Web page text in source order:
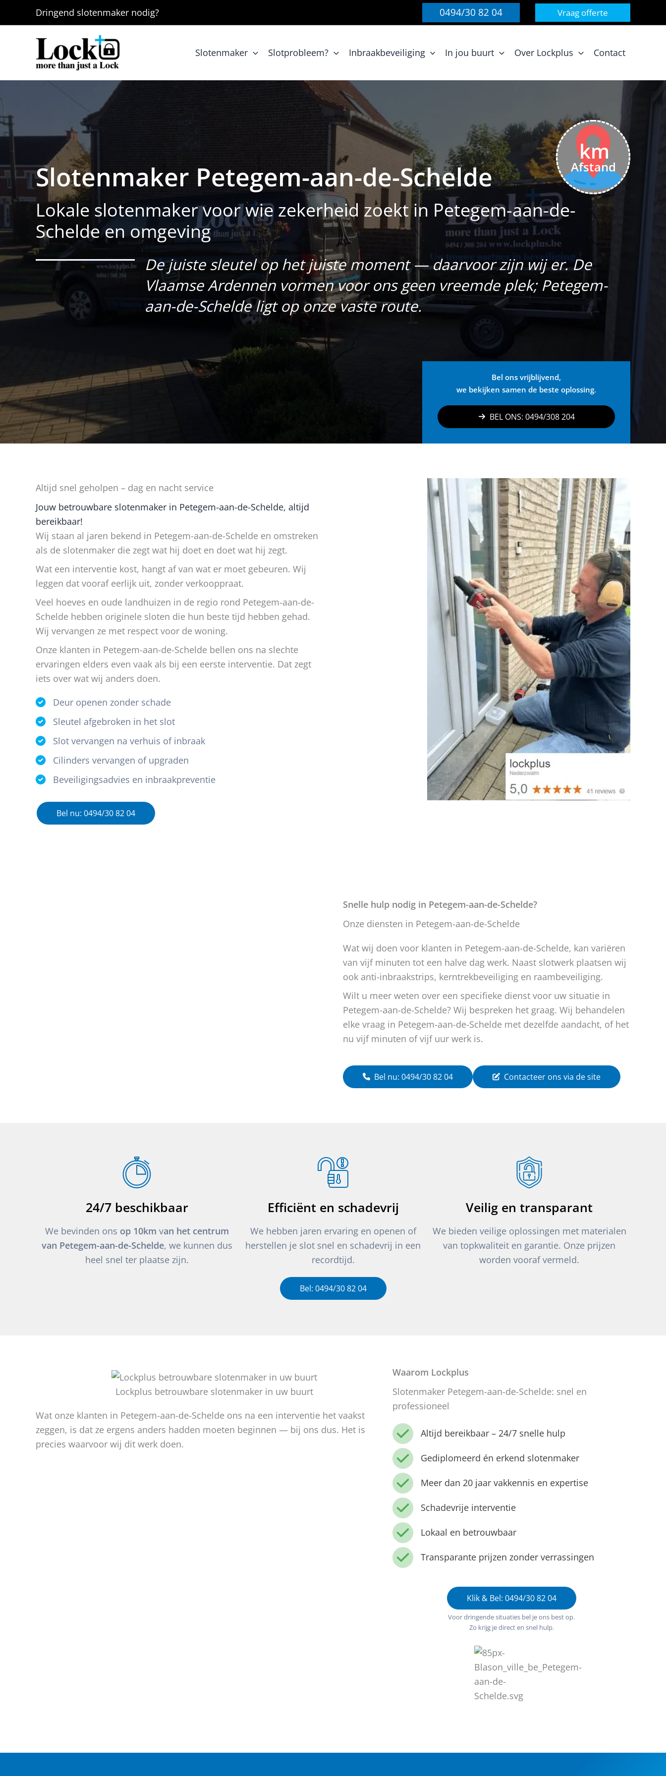
Dringend slotenmaker nodig? 0494/30 82 04 Vraag offerte
Slotenmaker Slotprobleem? Inbraakbeveiliging In jou buurt Over Lockplus Contact
km
Afstand
Slotenmaker Petegem-aan-de-Schelde
Lokale slotenmaker voor wie zekerheid zoekt in Petegem-aan-de-
Schelde en omgeving
De juiste sleutel op het juiste moment — daarvoor zijn wij er. De
Vlaamse Ardennen vormen voor ons geen vreemde plek; Petegem-
aan-de-Schelde ligt op onze vaste route.
Bel ons vrijblijvend,
we bekijken samen de beste oplossing.
BEL ONS: 0494/308 204
Altijd snel geholpen – dag en nacht service
Jouw betrouwbare slotenmaker in Petegem-aan-de-Schelde, altijd
bereikbaar!
Wij staan al jaren bekend in Petegem-aan-de-Schelde en omstreken
als de slotenmaker die zegt wat hij doet en doet wat hij zegt.
Wat een interventie kost, hangt af van wat er moet gebeuren. Wij
leggen dat vooraf eerlijk uit, zonder verkooppraat.
Veel hoeves en oude landhuizen in de regio rond Petegem-aan-de-
Schelde hebben originele sloten die hun beste tijd hebben gehad.
Wij vervangen ze met respect voor de woning.
Onze klanten in Petegem-aan-de-Schelde bellen ons na slechte
ervaringen elders even vaak als bij een eerste interventie. Dat zegt
iets over wat wij anders doen.
Deur openen zonder schade
Sleutel afgebroken in het slot
Slot vervangen na verhuis of inbraak
Cilinders vervangen of upgraden
Beveiligingsadvies en inbraakpreventie
Bel nu: 0494/30 82 04
Snelle hulp nodig in Petegem-aan-de-Schelde?
Onze diensten in Petegem-aan-de-Schelde
Wat wij doen voor klanten in Petegem-aan-de-Schelde, kan variëren
van vijf minuten tot een halve dag werk. Naast slotwerk plaatsen wij
ook anti-inbraakstrips, kerntrekbeveiliging en raambeveiliging.
Wilt u meer weten over een specifieke dienst voor uw situatie in
Petegem-aan-de-Schelde? Wij bespreken het graag. Wij behandelen
elke vraag in Petegem-aan-de-Schelde met dezelfde aandacht, of het
nu vijf minuten of vijf uur werk is.
Bel nu: 0494/30 82 04 Contacteer ons via de site
24/7 beschikbaar
We bevinden ons op 10km van het centrum
van Petegem-aan-de-Schelde, we kunnen dus
heel snel ter plaatse zijn.
Efficiënt en schadevrij
We hebben jaren ervaring en openen of
herstellen je slot snel en schadevrij in een
recordtijd.
Bel: 0494/30 82 04
Veilig en transparant
We bieden veilige oplossingen met materialen
van topkwaliteit en garantie. Onze prijzen
worden vooraf vermeld.
Lockplus betrouwbare slotenmaker in uw buurt
Wat onze klanten in Petegem-aan-de-Schelde ons na een interventie het vaakst
zeggen, is dat ze ergens anders hadden moeten beginnen — bij ons dus. Het is
precies waarvoor wij dit werk doen.
Waarom Lockplus
Slotenmaker Petegem-aan-de-Schelde: snel en
professioneel
Altijd bereikbaar – 24/7 snelle hulp
Gediplomeerd én erkend slotenmaker
Meer dan 20 jaar vakkennis en expertise
Schadevrije interventie
Lokaal en betrouwbaar
Transparante prijzen zonder verrassingen
Klik & Bel: 0494/30 82 04
Voor dringende situaties bel je ons best op.
Zo krijg je direct en snel hulp.